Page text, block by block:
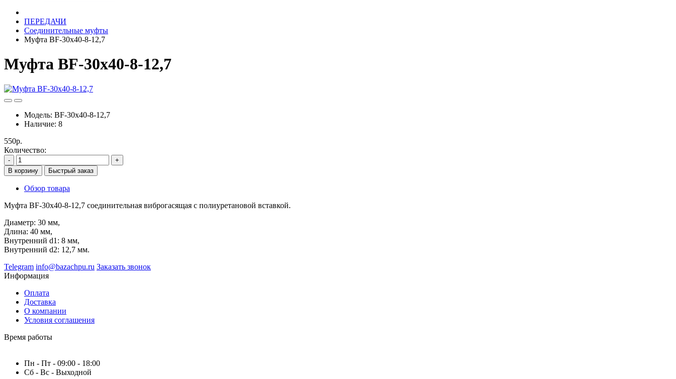
ПЕРЕДАЧИ
Соединительные муфты
Муфта BF-30x40-8-12,7
Муфта BF-30x40-8-12,7
Модель: BF-30x40-8-12,7
Наличие: 8
550р.
Количество:
-
+
В корзину
Быстрый заказ
Обзор товара
Муфта BF-30x40-8-12,7 соединительная виброгасящая с полиуретановой вставкой.
Диаметр: 30 мм,
Длина: 40 мм,
Внутренний d1: 8 мм,
Внутренний d2: 12,7 мм.
Telegram info@bazachpu.ru Заказать звонок
Информация
Оплата
Доставка
О компании
Условия соглашения
Время работы
Пн - Пт - 09:00 - 18:00
Сб - Вс - Выходной